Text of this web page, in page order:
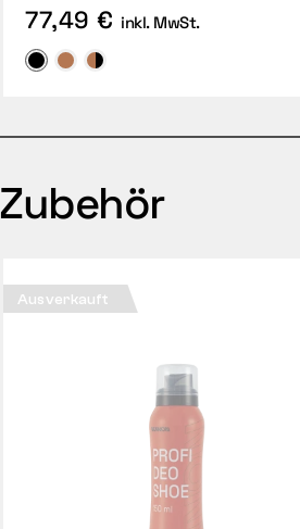
77,49 € inkl. MwSt.
Zubehör
Ausverkauft